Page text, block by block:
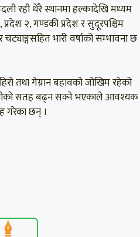
रही धेरै स्थानमा हल्कादेखि मध्यम
२, गण्डकी प्रदेश र सुदूरपश्चिम
भारी वर्षाको सम्भावना छ
तथा गेग्रान बहावको जोखिम रहेको
सतह बढ्न सक्ने भएकाले आवश्यक
गरेका छन् ।